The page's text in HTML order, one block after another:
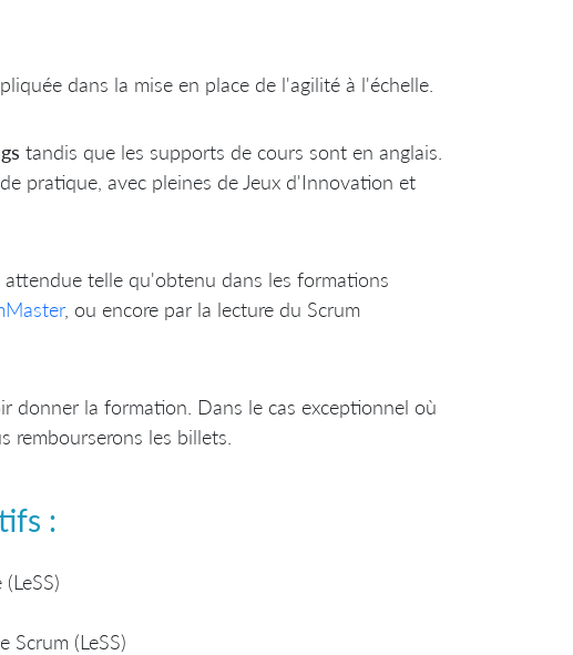
dans la mise en place de l'agilité à l'échelle.
tandis que les supports de cours sont en anglais.
pratique, avec pleines de Jeux d'Innovation et
telle qu'obtenu dans les formations
, ou encore par la lecture du Scrum
donner la formation. Dans le cas exceptionnel où
rembourserons les billets.
:
Scrum (LeSS)